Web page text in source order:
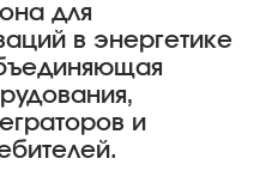
для
в энергетике
и